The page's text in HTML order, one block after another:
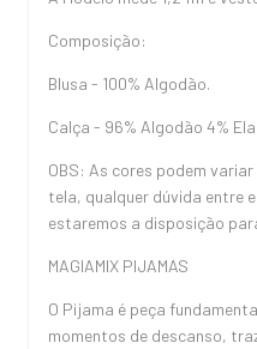
Composição:
Blusa - 100% Algodão.
Calça - 96% Algodão 4%
OBS: As cores podem
tela, qualquer dúvida entre
estaremos a disposição
MAGIAMIX PIJAMAS
O Pijama é peça
momentos de descanso,